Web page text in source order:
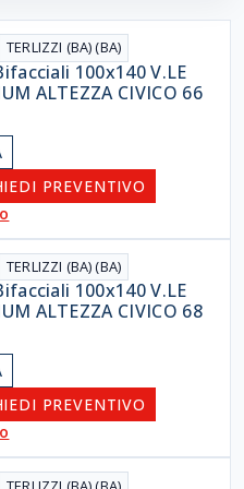
TERLIZZI (BA) (BA)
100x140 V.LE
ALTEZZA CIVICO 66
PREVENTIVO
TERLIZZI (BA) (BA)
100x140 V.LE
ALTEZZA CIVICO 68
PREVENTIVO